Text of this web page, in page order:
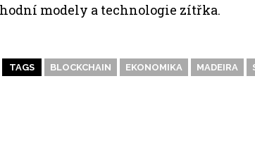
modely a technologie zítřka.
TAGS BLOCKCHAIN EKONOMIKA MADEIRA